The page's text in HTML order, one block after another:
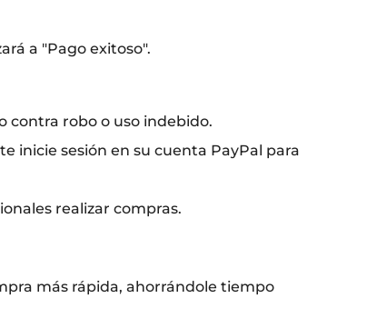
a "Pago exitoso".
contra robo o uso indebido.
inicie sesión en su cuenta PayPal para
realizar compras.
más rápida, ahorrándole tiempo